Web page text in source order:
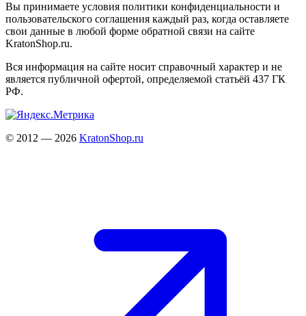
Вы принимаете условия политики конфиденциальности и
пользовательского соглашения каждый раз, когда оставляете
свои данные в любой форме обратной связи на сайте
KratonShop.ru.
Вся информация на сайте носит справочный характер и не
является публичной офертой, определяемой статьёй 437 ГК
РФ.
© 2012 — 2026 KratonShop.ru